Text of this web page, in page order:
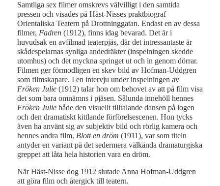
Samtliga sex filmer omskrevs välvilligt i den samtida
pressen och visades på Häst-Nisses praktbiograf
Orientaliska Teatern på Drottninggatan. Endast en av dessa
filmer, Fadren (1912), finns idag bevarad. Det är i
huvudsak en avfilmad teaterpjäs, där det intressantaste är
skådespelarnas synliga andedräkter (inspelningen skedde
utomhus) och det myckna springet ut och in genom dörrar.
Filmen ger förmodligen en skev bild av Hofman-Uddgren
som filmskapare. I en intervju under inspelningen av
Fröken Julie (1912) talar hon om behovet av att på film visa
det som bara omnämns i pjäsen. Sålunda innehöll hennes
Fröken Julie både den visuellt tilltalande dansen på logen
och den dramatiskt kittlande förförelsescenen. Hon tycks
även ha använt sig av subjektiv bild och rörlig kamera och
hennes andra film, Blott en dröm (1911), var som titeln
antyder en variant på det sedermera välkända dramaturgiska
greppet att låta hela historien vara en dröm.
När Häst-Nisse dog 1912 slutade Anna Hofman-Uddgren
att göra film och återgick till teatern.